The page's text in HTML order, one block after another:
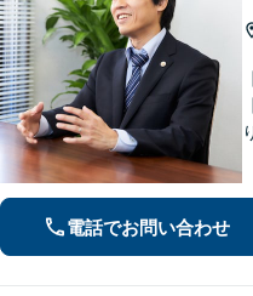
電話でお問い合わせ